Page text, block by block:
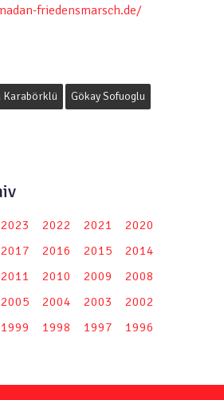
friedensmarsch.de/
Karabörklü Gökay Sofuoglu
2023 2022 2021
2020
2017 2016 2015
2014
2011 2010 2009
2008
2005 2004 2003
2002
1999 1998 1997 1996